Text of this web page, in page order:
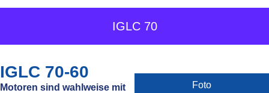
IGLC 70
IGLC 70-60
Motoren sind wahlweise mit
Foto